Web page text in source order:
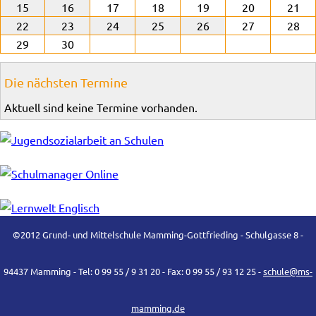
15
16 17 18 19 20
21
22
23 24 25 26 27
28
29
30
Die nächsten Termine
Aktuell sind keine Termine vorhanden.
©2012 Grund- und Mittelschule Mamming-Gottfrieding - Schulgasse 8 -
94437 Mamming - Tel: 0 99 55 / 9 31 20 - Fax: 0 99 55 / 93 12 25 -schule@ms-
mamming.de